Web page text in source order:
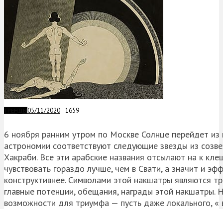
05/11/2020 1659
6 ноября ранним утром по Москве Солнце перейдет
астрономии соответствуют следующие звезды из
Хакраби. Все эти арабские названия отсылают на к
чувствовать гораздо лучше, чем в Свати, а значит и
конструктивнее. Символами этой накшатры являются
главные потенции, обещания, награды этой накшатры.
возможности для триумфа — пусть даже локального, «